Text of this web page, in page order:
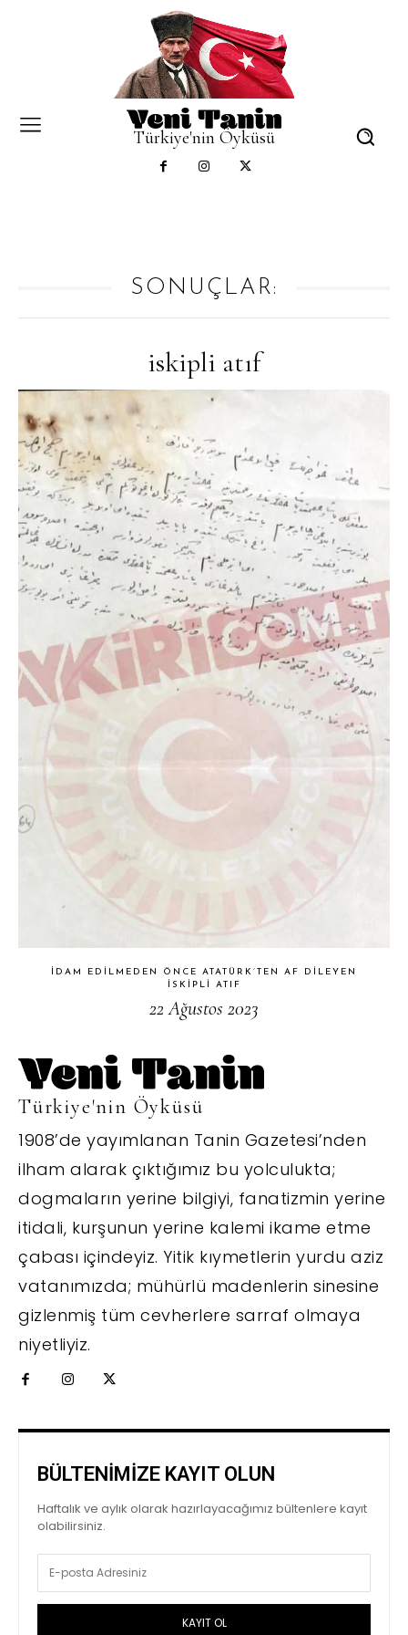
Türkiye'nin Öyküsü
SONUÇLAR:
iskipli atıf
İDAM EDILMEDEN ÖNCE ATATÜRK’TEN AF DILEYEN
İSKIPLI ATIF
22 Ağustos 2023
Türkiye'nin Öyküsü
1908’de yayımlanan Tanin Gazetesi’nden
ilham alarak çıktığımız bu yolculukta;
dogmaların yerine bilgiyi, fanatizmin yerine
itidali, kurşunun yerine kalemi ikame etme
çabası içindeyiz. Yitik kıymetlerin yurdu aziz
vatanımızda; mühürlü madenlerin sinesine
gizlenmiş tüm cevherlere sarraf olmaya
niyetliyiz.
BÜLTENİMİZE KAYIT OLUN
Haftalık ve aylık olarak hazırlayacağımız bültenlere kayıt
olabilirsiniz.
KAYIT OL